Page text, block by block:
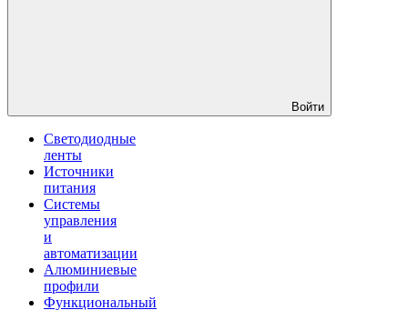
Войти
Светодиодные
ленты
Источники
питания
Системы
управления
и
автоматизации
Алюминиевые
профили
Функциональный